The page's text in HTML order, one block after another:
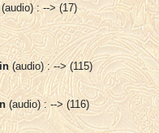
: --> (17)
(audio) : --> (115)
(audio) : --> (116)